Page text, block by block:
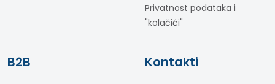
Privatnost podataka i
"kolačići"
B2B Kontakti